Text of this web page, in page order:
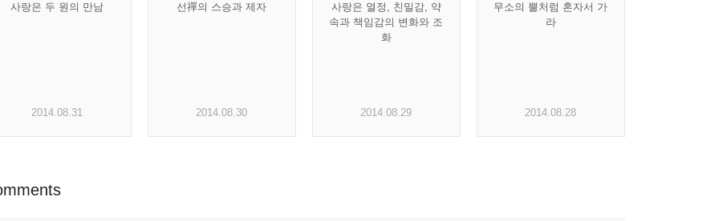
사랑은 두 원의 만남
2014.08.31
선禪의 스승과 제자
2014.08.30
사랑은 열정, 친밀감, 약
속과 책임감의 변화와 조
화
2014.08.29
무소의 뿔처럼 혼자서 가
라
2014.08.28